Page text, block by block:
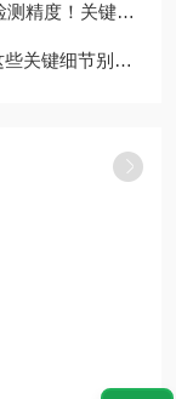
键方法一文说透
键细节别错过